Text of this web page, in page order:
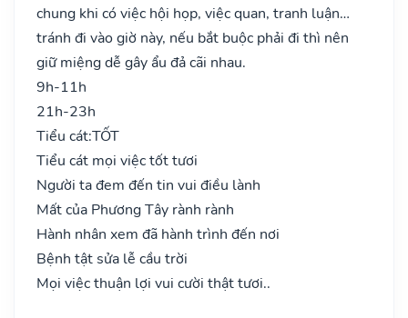
chung khi có việc hội họp, việc quan, tranh luận…
tránh đi vào giờ này, nếu bắt buộc phải đi thì nên
giữ miệng dễ gây ẩu đả cãi nhau.
9h-11h
21h-23h
Tiểu cát:TỐT
Tiểu cát mọi việc tốt tươi
Người ta đem đến tin vui điều lành
Mất của Phương Tây rành rành
Hành nhân xem đã hành trình đến nơi
Bệnh tật sửa lễ cầu trời
Mọi việc thuận lợi vui cười thật tươi..